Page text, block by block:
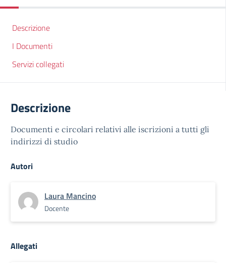
Descrizione
I Documenti
Servizi collegati
Descrizione
Documenti e circolari relativi alle iscrizioni a tutti gli
indirizzi di studio
Autori
Laura Mancino
Docente
Allegati